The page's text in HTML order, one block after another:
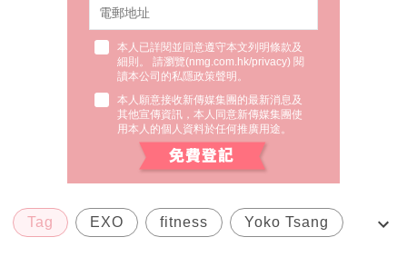
本人已詳閱並同意遵守本文列明條款及
細則。 請瀏覽(nmg.com.hk/privacy) 閱
讀本公司的私隱政策聲明。
本人願意接收新傳媒集團的最新消息及
其他宣傳資訊，本人同意新傳媒集團使
用本人的個人資料於任何推廣用途。
Tag EXO fitness Yoko Tsang